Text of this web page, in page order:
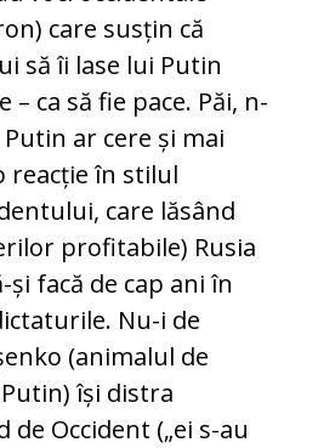
care susțin că
să îi lase lui Putin
ca să fie pace. Păi, n-
ar cere și mai
reacție în stilul
care lăsând
profitabile) Rusia
și facă de cap ani în
Nu-i de
(animalul de
își distra
Occident („ei s-au